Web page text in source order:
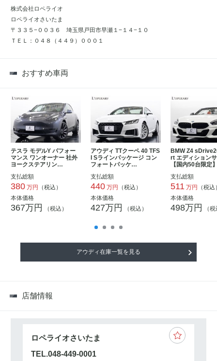
株式会社ロペライオ
ロペライオさいたま
〒３３５−００３６ 埼玉県戸田市早瀬１−１４−１０
ＴＥＬ：０４８（４４９）０００１
おすすめ車両
テスラ モデルY パフォー
マンス ワンオーナー 社外
ヨークステアリン…
支払総額
380 万円
（税込）
本体価格
367万円 （税込）
アウディ TTクーペ 40 TFS
I Sラインパッケージ コン
フォートパッケ…
支払総額
440 万円
（税込）
本体価格
427万円 （税込）
BMW Z4
rt エディション
【国内50台限定
支払総額
511 万円
（税
本体価格
498万円 （
アウディ在庫一覧を見る
店舗情報
ロペライオさいたま
TEL.048-449-0001